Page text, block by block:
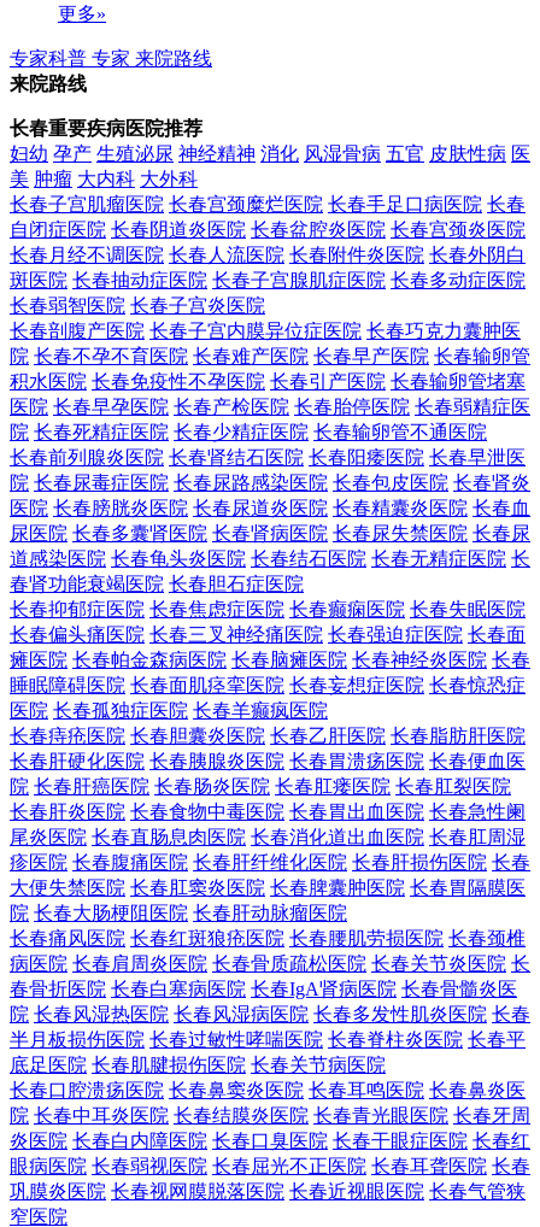
更多»
专家科普 专家 来院路线
来院路线
长春重要疾病医院推荐
妇幼 孕产 生殖泌尿 神经精神 消化 风湿骨病 五官 皮肤性病 医
美 肿瘤 大内科 大外科
长春子宫肌瘤医院 长春宫颈糜烂医院 长春手足口病医院 长春
自闭症医院 长春阴道炎医院 长春盆腔炎医院 长春宫颈炎医院
长春月经不调医院 长春人流医院 长春附件炎医院 长春外阴白
斑医院 长春抽动症医院 长春子宫腺肌症医院 长春多动症医院
长春弱智医院 长春子宫炎医院
长春剖腹产医院 长春子宫内膜异位症医院 长春巧克力囊肿医
院 长春不孕不育医院 长春难产医院 长春早产医院 长春输卵管
积水医院 长春免疫性不孕医院 长春引产医院 长春输卵管堵塞
医院 长春早孕医院 长春产检医院 长春胎停医院 长春弱精症医
院 长春死精症医院 长春少精症医院 长春输卵管不通医院
长春前列腺炎医院 长春肾结石医院 长春阳痿医院 长春早泄医
院 长春尿毒症医院 长春尿路感染医院 长春包皮医院 长春肾炎
医院 长春膀胱炎医院 长春尿道炎医院 长春精囊炎医院 长春血
尿医院 长春多囊肾医院 长春肾病医院 长春尿失禁医院 长春尿
道感染医院 长春龟头炎医院 长春结石医院 长春无精症医院 长
春肾功能衰竭医院 长春胆石症医院
长春抑郁症医院 长春焦虑症医院 长春癫痫医院 长春失眠医院
长春偏头痛医院 长春三叉神经痛医院 长春强迫症医院 长春面
瘫医院 长春帕金森病医院 长春脑瘫医院 长春神经炎医院 长春
睡眠障碍医院 长春面肌痉挛医院 长春妄想症医院 长春惊恐症
医院 长春孤独症医院 长春羊癫疯医院
长春痔疮医院 长春胆囊炎医院 长春乙肝医院 长春脂肪肝医院
长春肝硬化医院 长春胰腺炎医院 长春胃溃疡医院 长春便血医
院 长春肝癌医院 长春肠炎医院 长春肛瘘医院 长春肛裂医院
长春肝炎医院 长春食物中毒医院 长春胃出血医院 长春急性阑
尾炎医院 长春直肠息肉医院 长春消化道出血医院 长春肛周湿
疹医院 长春腹痛医院 长春肝纤维化医院 长春肝损伤医院 长春
大便失禁医院 长春肛窦炎医院 长春脾囊肿医院 长春胃隔膜医
院 长春大肠梗阻医院 长春肝动脉瘤医院
长春痛风医院 长春红斑狼疮医院 长春腰肌劳损医院 长春颈椎
病医院 长春肩周炎医院 长春骨质疏松医院 长春关节炎医院 长
春骨折医院 长春白塞病医院 长春IgA肾病医院 长春骨髓炎医
院 长春风湿热医院 长春风湿病医院 长春多发性肌炎医院 长春
半月板损伤医院 长春过敏性哮喘医院 长春脊柱炎医院 长春平
底足医院 长春肌腱损伤医院 长春关节病医院
长春口腔溃疡医院 长春鼻窦炎医院 长春耳鸣医院 长春鼻炎医
院 长春中耳炎医院 长春结膜炎医院 长春青光眼医院 长春牙周
炎医院 长春白内障医院 长春口臭医院 长春干眼症医院 长春红
眼病医院 长春弱视医院 长春屈光不正医院 长春耳聋医院 长春
巩膜炎医院 长春视网膜脱落医院 长春近视眼医院 长春气管狭
窄医院